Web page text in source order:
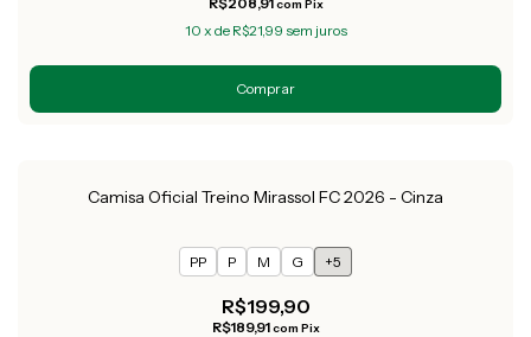
com Pix
10 x de R$21,99 sem juros
Comprar
Camisa Oficial Treino Mirassol FC 2026 - Cinza
PP P M G +5
R$199,90
R$189,91com Pix